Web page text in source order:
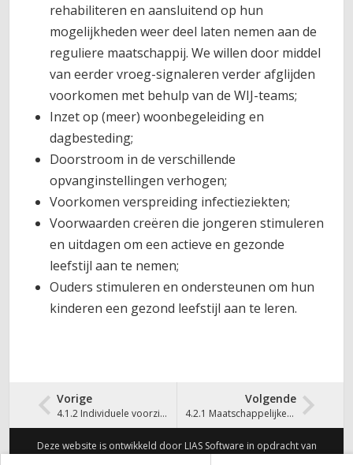
rehabiliteren en aansluitend op hun
mogelijkheden weer deel laten nemen aan de
reguliere maatschappij. We willen door middel
van eerder vroeg-signaleren verder afglijden
voorkomen met behulp van de WIJ-teams;
Inzet op (meer) woonbegeleiding en
dagbesteding;
Doorstroom in de verschillende
opvanginstellingen verhogen;
Voorkomen verspreiding infectieziekten;
Voorwaarden creëren die jongeren stimuleren
en uitdagen om een actieve en gezonde
leefstijl aan te nemen;
Ouders stimuleren en ondersteunen om hun
kinderen een gezond leefstijl aan te leren.
Vorige
4.1.2 Individuele voorzieningen (WMO)
Volgende
4.2.1 Maatschappelijke opvang, verslavingszorg en OGGZ
Deze website is ontwikkeld door LIAS Software in opdracht van